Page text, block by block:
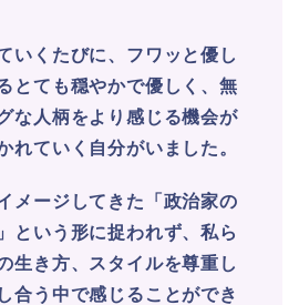
いくたびに、フワッと優し
とても穏やかで優しく、無
な人柄をより感じる機会が
れていく自分がいました。
メージしてきた「政治家の
という形に捉われず、私ら
生き方、スタイルを尊重し
合う中で感じることができ